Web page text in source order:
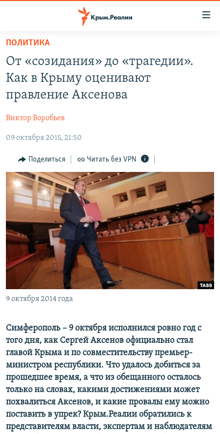
Вернуться
основному
содержанию
главной
навигации
Вернутся
поиску
СПЕЦПРОЕКТЫ
11 ЛЕТ ОККУПАЦИИ КРЫМА. 11 ИСТОРИЙ СОПРОТИВЛЕНИЯ
ЕЩЕ
ИНТЕРАКТИВ
ИНФОГРАФИКА
ТЕЛЕПРОЕКТ КРЫМ.РЕАЛИИ
СОВЕТЫ ПРАВОЗАЩИТНИКОВ
ПРОПАВШИЕ БЕЗ ВЕСТИ
ПОБЕДИТЕЛЕЙ НЕ СУДЯТ?
КРЫМ.НЕПОКОРЕННЫЙ
ELIFBE
УКРАИНСКАЯ ПРОБЛЕМА КРЫМА
РАДІО СВОБОДА
КАК ОБОЙТИ БЛОКИРОВКУ
Українською
Qırımtatar
ПРИСОЕДИНЯЙТЕСЬ!
Все сайты RFE/RL
ПОЛИТИКА
От «созидания» до «трагедии».
Как в Крыму оценивают
правление Аксенова
Виктор Воробьев
09 октября 2015, 21:50
Поделиться Читать без VPN
9 октября 2014 года
Симферополь – 9 октября исполнился ровно год с
того дня, как Сергей Аксенов официально стал
главой Крыма и по совместительству премьер-
министром республики. Что удалось добиться за
прошедшее время, а что из обещанного осталось
только на словах, какими достижениями может
похвалиться Аксенов, и какие провалы ему можно
поставить в упрек? Крым.Реалии обратились к
представителям власти, экспертам и наблюдателям